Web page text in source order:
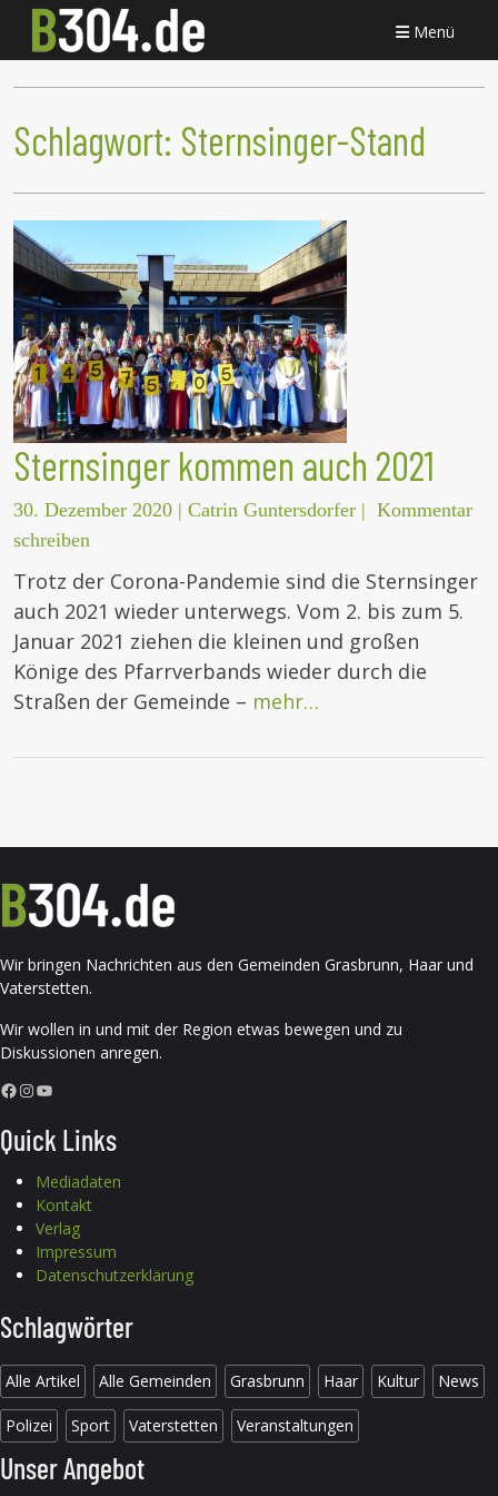
Menü
Schlagwort: Sternsinger-Stand
Sternsinger kommen auch 2021
30. Dezember 2020 | Catrin Guntersdorfer | Kommentar
schreiben
Trotz der Corona-Pandemie sind die Sternsinger
auch 2021 wieder unterwegs. Vom 2. bis zum 5.
Januar 2021 ziehen die kleinen und großen
Könige des Pfarrverbands wieder durch die
Straßen der Gemeinde – mehr…
Wir bringen Nachrichten aus den Gemeinden Grasbrunn, Haar und
Vaterstetten.
Wir wollen in und mit der Region etwas bewegen und zu
Diskussionen anregen.
Facebook InstagramYouTube
Quick Links
Mediadaten
Kontakt
Verlag
Impressum
Datenschutzerklärung
Schlagwörter
Alle Artikel Alle Gemeinden Grasbrunn Haar Kultur News
Polizei Sport Vaterstetten Veranstaltungen
Unser Angebot